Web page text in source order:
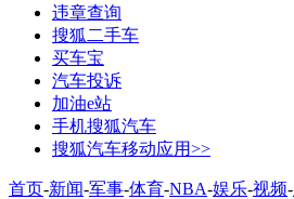
违章查询
搜狐二手车
买车宝
汽车投诉
加油e站
手机搜狐汽车
搜狐汽车移动应用>>
首页-新闻-军事-体育-NBA-娱乐-视频-